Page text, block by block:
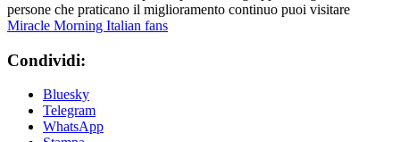
persone che praticano il miglioramento continuo puoi visitare
Miracle Morning Italian fans
Condividi:
Bluesky
Telegram
WhatsApp